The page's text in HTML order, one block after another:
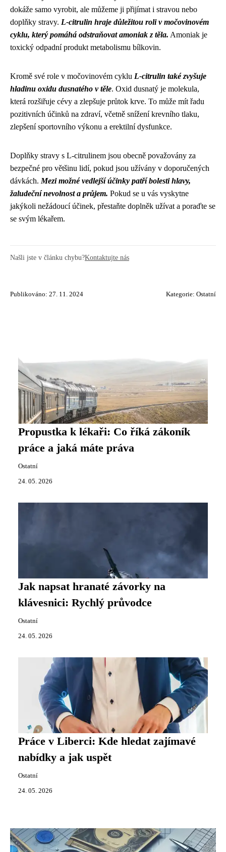
dokáže samo vyrobit, ale můžeme ji přijímat i stravou nebo
doplňky stravy. L-citrulin hraje důležitou roli v močovinovém
cyklu, který pomáhá odstraňovat amoniak z těla. Amoniak je
toxický odpadní produkt metabolismu bílkovin.
Kromě své role v močovinovém cyklu L-citrulin také zvyšuje
hladinu oxidu dusnatého v těle. Oxid dusnatý je molekula,
která rozšiřuje cévy a zlepšuje průtok krve. To může mít řadu
pozitivních účinků na zdraví, včetně snížení krevního tlaku,
zlepšení sportovního výkonu a erektilní dysfunkce.
Doplňky stravy s L-citrulinem jsou obecně považovány za
bezpečné pro většinu lidí, pokud jsou užívány v doporučených
dávkách. Mezi možné vedlejší účinky patří bolesti hlavy,
žaludeční nevolnost a průjem. Pokud se u vás vyskytne
jakýkoli nežádoucí účinek, přestaňte doplněk užívat a poraďte se
se svým lékařem.
Našli jste v článku chybu?Kontaktujte nás
Publikováno: 27. 11. 2024 Kategorie: Ostatní
Propustka k lékaři: Co říká zákoník
práce a jaká máte práva
Ostatní
24. 05. 2026
Jak napsat hranaté závorky na
klávesnici: Rychlý průvodce
Ostatní
24. 05. 2026
Práce v Liberci: Kde hledat zajímavé
nabídky a jak uspět
Ostatní
24. 05. 2026